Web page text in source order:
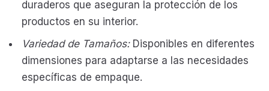
duraderos que aseguran la protección de los
productos en su interior.
Variedad de Tamaños:Disponibles en diferentes
dimensiones para adaptarse a las necesidades
específicas de empaque.